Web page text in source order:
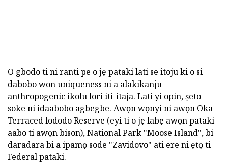
O gbodo ti ni ranti pe o jẹ pataki lati se itoju ki o si
dabobo won uniqueness ni a alakikanju
anthropogenic ikolu lori iti-itaja. Lati yi opin, ṣeto
soke ni idaabobo agbegbe. Awọn wọnyi ni awọn Oka
Terraced lododo Reserve (eyi ti o jẹ labẹ awọn pataki
aabo ti awọn bison), National Park "Moose Island", bi
daradara bi a ipamọ sode "Zavidovo" ati ere ni ẹtọ ti
Federal pataki.